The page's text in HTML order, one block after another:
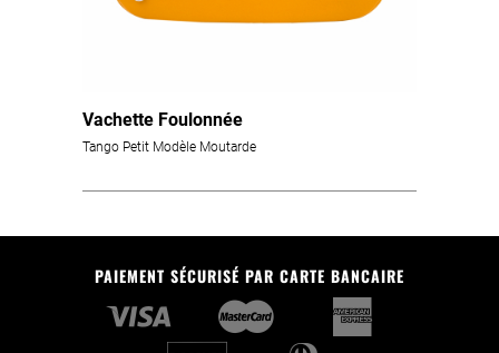
Vachette Foulonnée
Tango Petit Modèle Moutarde
PAIEMENT SÉCURISÉ PAR CARTE BANCAIRE